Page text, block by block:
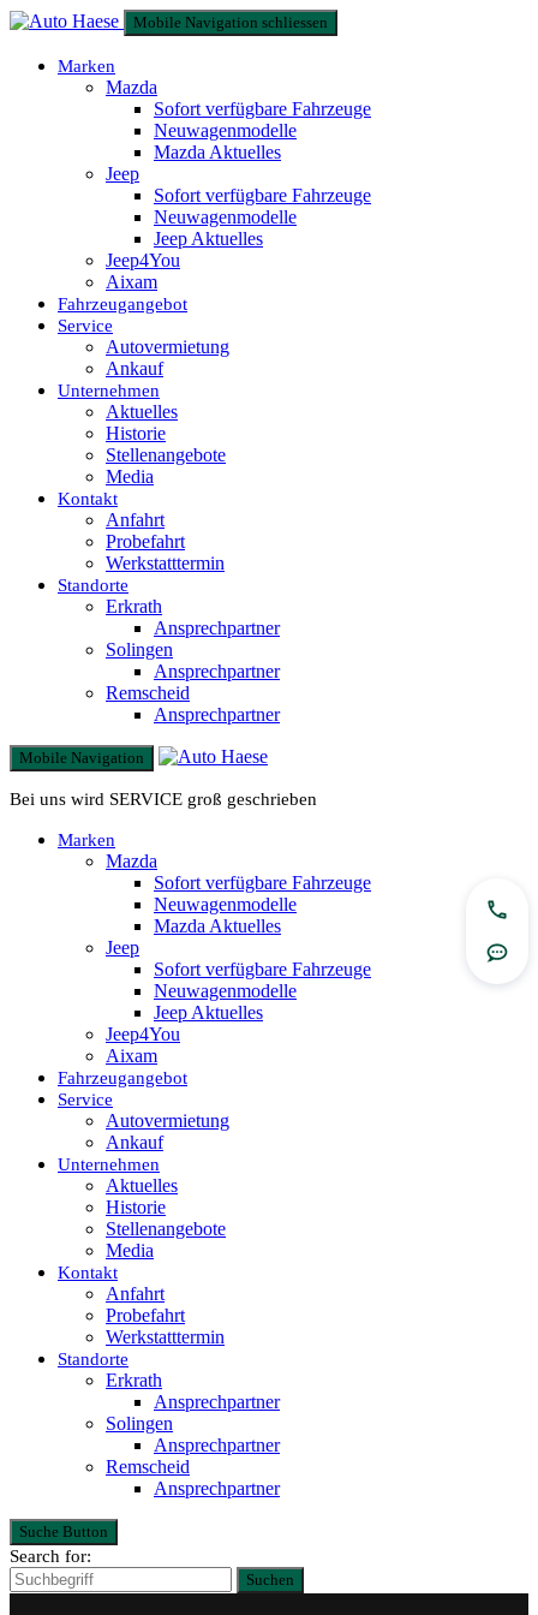
Mobile Navigation schliessen
Marken
Mazda
Sofort verfügbare Fahrzeuge
Neuwagenmodelle
Mazda Aktuelles
Jeep
Sofort verfügbare Fahrzeuge
Neuwagenmodelle
Jeep Aktuelles
Jeep4You
Aixam
Fahrzeugangebot
Service
Autovermietung
Ankauf
Unternehmen
Aktuelles
Historie
Stellenangebote
Media
Kontakt
Anfahrt
Probefahrt
Werkstatttermin
Standorte
Erkrath
Ansprechpartner
Solingen
Ansprechpartner
Remscheid
Ansprechpartner
Mobile Navigation
Bei uns wird SERVICE groß geschrieben
Marken
Mazda
Sofort verfügbare Fahrzeuge
Neuwagenmodelle
Mazda Aktuelles
Jeep
Sofort verfügbare Fahrzeuge
Neuwagenmodelle
Jeep Aktuelles
Jeep4You
Aixam
Fahrzeugangebot
Service
Autovermietung
Ankauf
Unternehmen
Aktuelles
Historie
Stellenangebote
Media
Kontakt
Anfahrt
Probefahrt
Werkstatttermin
Standorte
Erkrath
Ansprechpartner
Solingen
Ansprechpartner
Remscheid
Ansprechpartner
Suche Button
Search for:
Suchen
Jetzt